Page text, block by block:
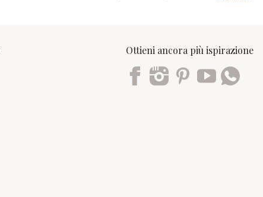
Ottieni ancora più ispirazione